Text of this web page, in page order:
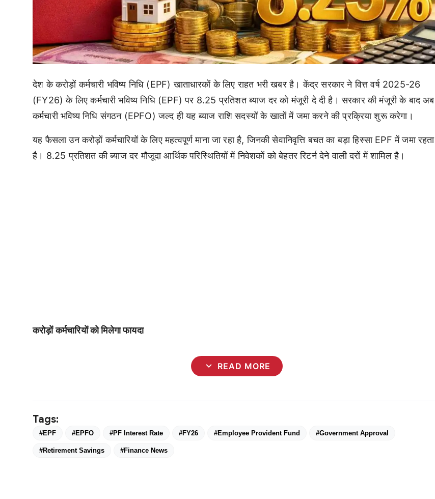
देश के करोड़ों कर्मचारी भविष्य निधि (EPF) खाताधारकों के लिए राहत भरी खबर है। केंद्र सरकार ने वित्त वर्ष 2025-26
(FY26) के लिए कर्मचारी भविष्य निधि (EPF) पर 8.25 प्रतिशत ब्याज दर को मंजूरी दे दी है। सरकार की मंजूरी के बाद अब
कर्मचारी भविष्य निधि संगठन (EPFO) जल्द ही यह ब्याज राशि सदस्यों के खातों में जमा करने की प्रक्रिया शुरू करेगा।
यह फैसला उन करोड़ों कर्मचारियों के लिए महत्वपूर्ण माना जा रहा है, जिनकी सेवानिवृत्ति बचत का बड़ा हिस्सा EPF में जमा रहता
है। 8.25 प्रतिशत की ब्याज दर मौजूदा आर्थिक परिस्थितियों में निवेशकों को बेहतर रिटर्न देने वाली दरों में शामिल है।
करोड़ों कर्मचारियों को मिलेगा फायदा
expand_more READ MORE
Tags:
#EPF #EPFO #PF Interest Rate #FY26 #Employee Provident Fund #Government Approval
#Retirement Savings #Finance News